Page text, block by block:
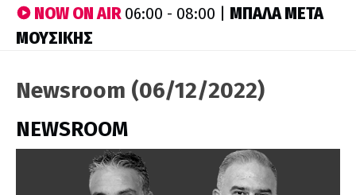
NOW ON AIR06:00 - 08:00 | ΜΠΑΛΑ ΜΕΤΑ
ΜΟΥΣΙΚΗΣ
Newsroom (06/12/2022)
NEWSROOM